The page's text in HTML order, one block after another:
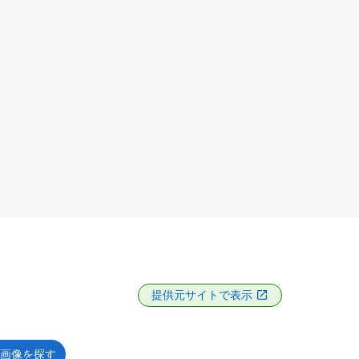
提供元サイトで表示
像を探す